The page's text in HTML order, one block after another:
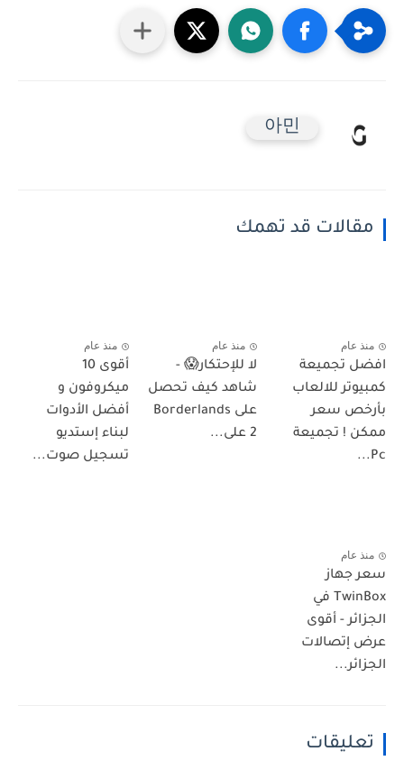
아민
مقالات قد تهمك
منذ عام
افضل تجميعة
كمبيوتر للالعاب
بأرخص سعر
ممكن ! تجميعة
Pc...
منذ عام
لا للإحتكار😱 -
شاهد كيف تحصل
على Borderlands
2 على...
منذ عام
أقوى 10
ميكروفون و
أفضل الأدوات
لبناء إستديو
تسجيل صوت...
منذ عام
سعر جهاز
TwinBox في
الجزائر - أقوى
عرض إتصالات
الجزائر...
تعليقات